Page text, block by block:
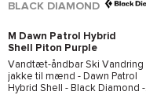
BLACK DIAMOND
M Dawn Patrol Hybrid
Shell Piton Purple
Vandtæt-åndbar Ski Vandring
jakke til mænd - Dawn Patrol
Hybrid Shell - Black Diamond -